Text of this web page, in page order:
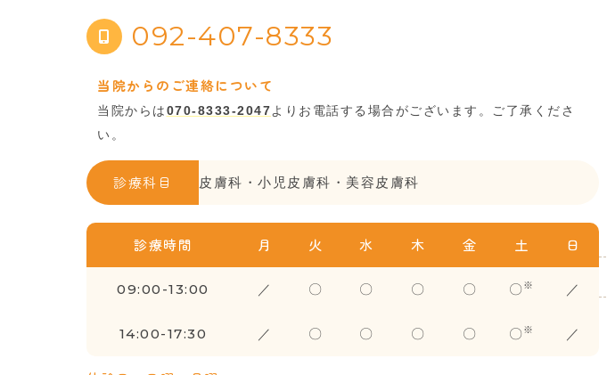
092-407-8333
当院からのご連絡について
当院からは 070-8333-2047よりお電話する場合がございます。ご了承くださ
い。
診療科目 皮膚科・小児皮膚科・美容皮膚科
診療時間 月 火 水 木 金 土 日
09:00-13:00 ／ 〇 〇 〇 〇 〇※ ／
14:00-17:30 ／ 〇 〇 〇 〇 〇※ ／